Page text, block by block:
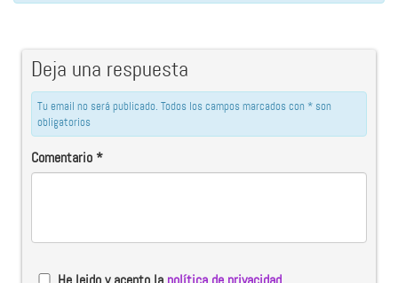
Deja una respuesta
Tu email no será publicado. Todos los campos marcados con * son
obligatorios
Comentario*